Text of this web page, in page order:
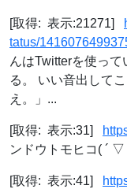
[取得: 表示:21271]
tatus/
んはTwitterを使っ
る。 いい音出して
え。」...
[取得: 表示:31]
ンドウトモヒコ( ´
[取得: 表示:41]